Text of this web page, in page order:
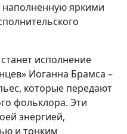
яркими
исполнение
Иоганна Брамса –
которые передают
фольклора. Эти
энергией,
и тонким